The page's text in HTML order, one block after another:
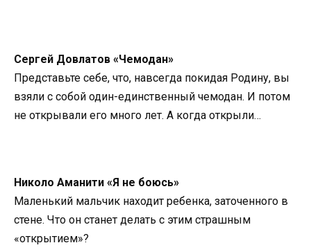
Сергей Довлатов «Чемодан»
Представьте себе, что, навсегда покидая Родину, вы
взяли с собой один-единственный чемодан. И потом
не открывали его много лет. А когда открыли…
Николо Аманити «Я не боюсь»
Маленький мальчик находит ребенка, заточенного в
стене. Что он станет делать с этим страшным
«открытием»?